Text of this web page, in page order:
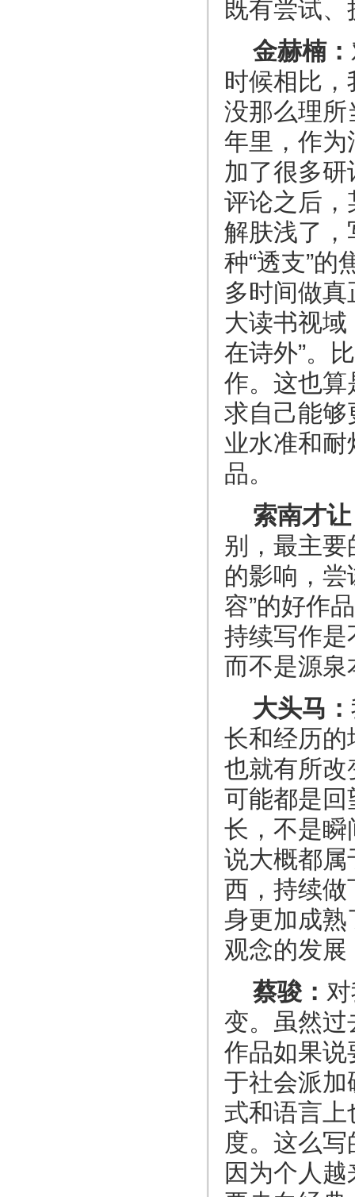
既有尝试
金赫楠：
时候相比
没那么理所
年里，作为
加了很多
评论之后，
解肤浅了，
种“透支”的
多时间做真
大读书视域
在诗外”。
作。这也算
求自己能够
业水准和
品。
索南才
别，最主
的影响，尝
容”的好作
持续写作是
而不是源泉
大头马：
长和经历的
也就有所改
可能都是回
长，不是瞬
说大概都属
西，持续做
身更加成熟
观念的发
蔡骏：
变。虽然过
作品如果说
于社会派加
式和语言上
度。这么
因为个人